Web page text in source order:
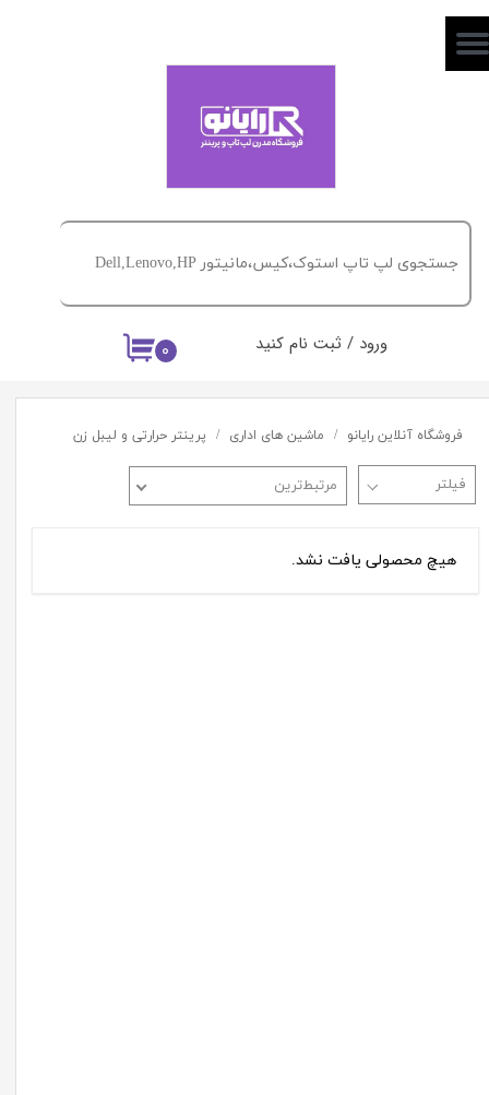
۰ ورود / ثبت نام کنید
حساب کاربری من
خروج از حساب کاربری
فروشگاه آنلاین رایانو ماشین های اداری پرینتر حرارتی و لیبل زن
مرتبط‌ترین
هیچ محصولی یافت نشد.